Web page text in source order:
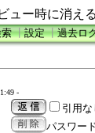
ー時に消え
┃設定┃過去ロ
-
引用な
パスワー